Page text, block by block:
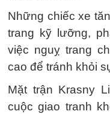
Những chiếc xe
trang kỹ lưỡng,
việc nguỵ trang
cao để tránh khỏi
Mặt trận Krasny
cuộc giao tranh